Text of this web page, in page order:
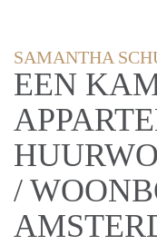
SAMANTHA
EEN
/